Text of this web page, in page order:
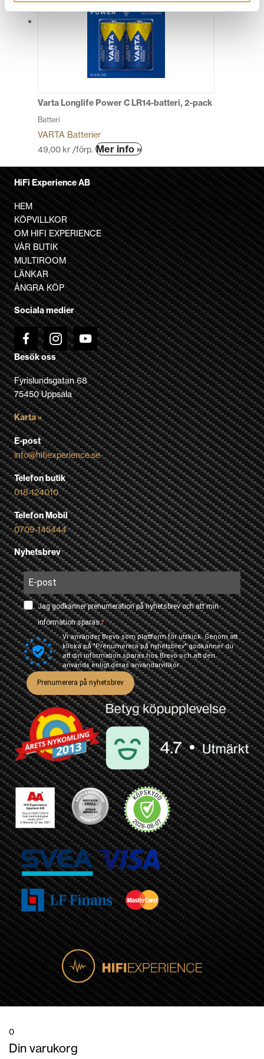
varianter.
De
olika
alternativen
kan
väljas
produktsidan
Varta Longlife Power C LR14-batteri, 2-pack
Batteri
VARTA Batterier
49,00 kr /förp. Mer info »Den
varianter.
De
olika
alternativen
kan
väljas
på
produktsidan
HiFi Experience AB
HEM
KÖPVILLKOR
OM HIFI EXPERIENCE
VÅR BUTIK
MULTIROOM
LÄNKAR
ÅNGRA KÖP
Sociala medier
Besök oss
Fyrislundsgatan 68
75450 Uppsala
Karta »
E-post
info@hifiexperience.se
Telefon butik
018-124010
Telefon Mobil
0709-145444
Nyhetsbrev
Jag godkänner prenumeration på nyhetsbrev och att min
information sparas.
Vi använder Brevo som plattform för utskick. Genom att
klicka på "Prenumerera på nyhetsbrev" godkänner du
att din information sparas hos Brevo och att den
används enligt derasanvändarvillkor
Prenumerera på nyhetsbrev
0
Din varukorg